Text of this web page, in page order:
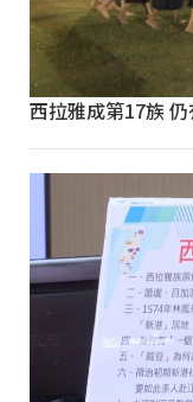
西拉雅成第17族